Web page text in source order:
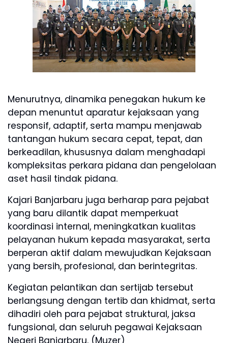
Menurutnya, dinamika penegakan hukum ke
depan menuntut aparatur kejaksaan yang
responsif, adaptif, serta mampu menjawab
tantangan hukum secara cepat, tepat, dan
berkeadilan, khususnya dalam menghadapi
kompleksitas perkara pidana dan pengelolaan
aset hasil tindak pidana.
Kajari Banjarbaru juga berharap para pejabat
yang baru dilantik dapat memperkuat
koordinasi internal, meningkatkan kualitas
pelayanan hukum kepada masyarakat, serta
berperan aktif dalam mewujudkan Kejaksaan
yang bersih, profesional, dan berintegritas.
Kegiatan pelantikan dan sertijab tersebut
berlangsung dengan tertib dan khidmat, serta
dihadiri oleh para pejabat struktural, jaksa
fungsional, dan seluruh pegawai Kejaksaan
Negeri Banjarbaru. (Muzer)